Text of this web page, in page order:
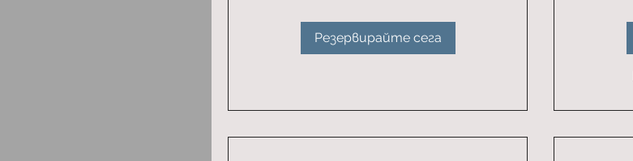
Резервирайте сега